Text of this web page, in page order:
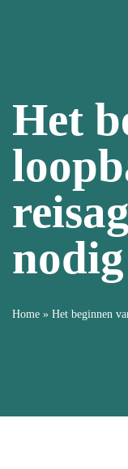
Het
Home» Het beginnen